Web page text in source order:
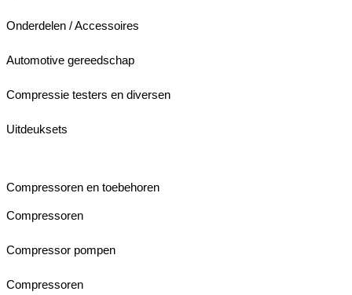
Onderdelen / Accessoires
Automotive gereedschap
Compressie testers en diversen
Uitdeuksets
Compressoren en toebehoren
Compressoren
Compressor pompen
Compressoren